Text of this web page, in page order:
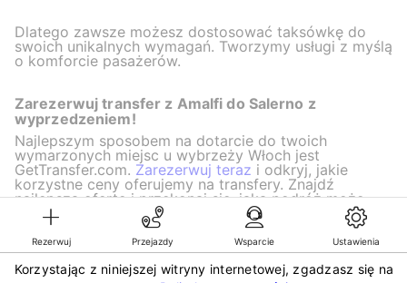
Rezerwuj Przejazdy Wsparcie Ustawienia
Korzystając z niniejszej witryny internetowej, zgadzasz się na
Dlatego zawsze możesz dostosować taksówkę do
swoich unikalnych wymagań. Tworzymy usługi z myślą
o komforcie pasażerów.
Zarezerwuj transfer z Amalfi do Salerno z
wyprzedzeniem!
Najlepszym sposobem na dotarcie do twoich
wymarzonych miejsc u wybrzeży Włoch jest
GetTransfer.com. Zarezerwuj teraz i odkryj, jakie
korzystne ceny oferujemy na transfery. Znajdź
najlepszą ofertę i przekonaj się, jaka podróż może
być komfortowa i stylowa!